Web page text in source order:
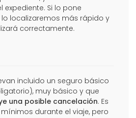
expediente. Si lo pone
localizaremos más rápido y
correctamente.
incluido un seguro básico
muy básico y que
una posible cancelación. Es
durante el viaje, pero